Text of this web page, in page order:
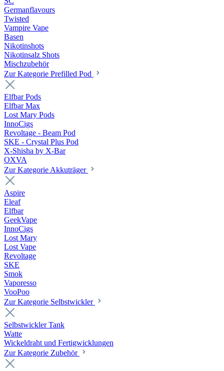
Germanflavours
Twisted
Vampire Vape
Basen
Nikotinshots
Nikotinsalz Shots
Mischzubehör
Zur Kategorie Prefilled Pod
Elfbar Pods
Elfbar Max
Lost Mary Pods
InnoCigs
Revoltage - Beam Pod
SKE - Crystal Plus Pod
X-Shisha by X-Bar
OXVA
Zur Kategorie Akkuträger
Aspire
Eleaf
Elfbar
GeekVape
InnoCigs
Lost Mary
Lost Vape
Revoltage
SKE
Smok
Vaporesso
VooPoo
Zur Kategorie Selbstwickler
Selbstwickler Tank
Watte
Wickeldraht und Fertigwicklungen
Zur Kategorie Zubehör